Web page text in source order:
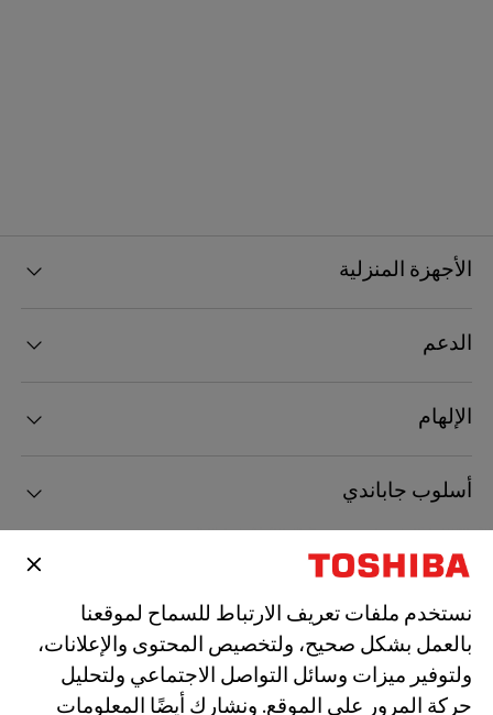
الأجهزة المنزلية
الدعم
الإلهام
أسلوب جاباندي
الأخبار
الاتصال
نستخدم ملفات تعريف الارتباط للسماح لموقعنا
بالعمل بشكل صحيح، ولتخصيص المحتوى والإعلانات،
ولتوفير ميزات وسائل التواصل الاجتماعي ولتحليل
حركة المرور على الموقع. ونشارك أيضًا المعلومات